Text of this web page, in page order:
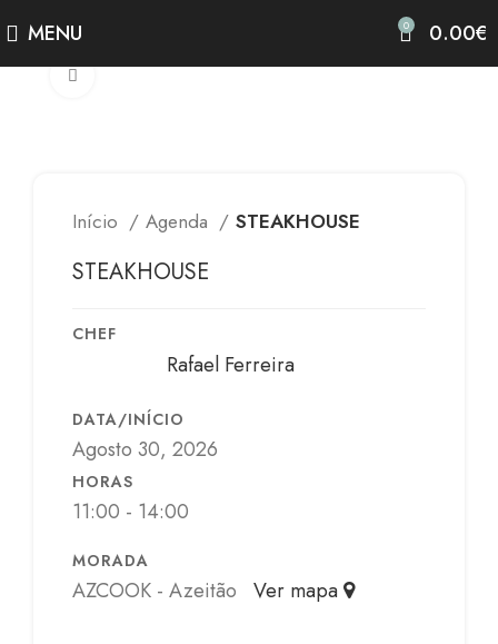
MENU 0 0.00€
Clicar para alargar
Início Agenda STEAKHOUSE
STEAKHOUSE
CHEF
Rafael Ferreira
DATA/INÍCIO
Agosto 30, 2026
HORAS
11:00 - 14:00
MORADA
AZCOOK - Azeitão Ver mapa